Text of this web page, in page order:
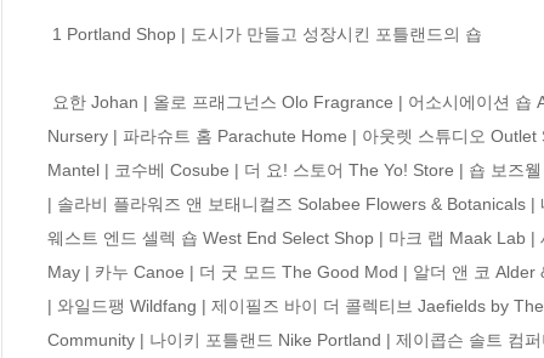
Nursery | 파라슈트 홈 Parachute Home | 아웃렛 스튜디오
Mantel | 코수베 Cosube | 더 요! 스토어 The Yo! Store | 숍 보즈
| 솔라비 플라워즈 앤 보태니컬즈 Solabee Flowers & Botanicals
웨스트 엔드 셀렉 숍 West End Select Shop | 마크 랩 Maak Lab
May | 카누 Canoe | 더 굿 모드 The Good Mod | 알더 앤 코
| 와일드팽 Wildfang | 제이필즈 바이 더 콜렉티브 Jaefields by
Community | 나이키 포틀랜드 Nike Portland | 제이콥슨 솔트 컴